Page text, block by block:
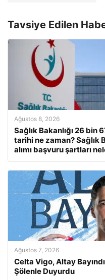
Tavsiye Edilen
Ağustos 8, 2026
Sağlık Bakanlığı 26 bin
tarihi ne zaman? Sağlık
alımı başvuru şartları
Ağustos 7, 2026
Celta Vigo, Altay
Şölenle Duyurdu